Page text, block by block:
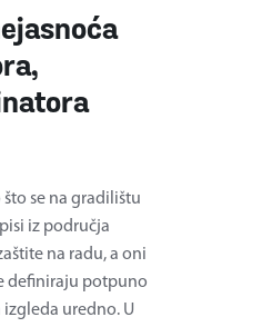
se na gradilištu
iz područja
na radu, a oni
definiraju potpuno
uredno. U